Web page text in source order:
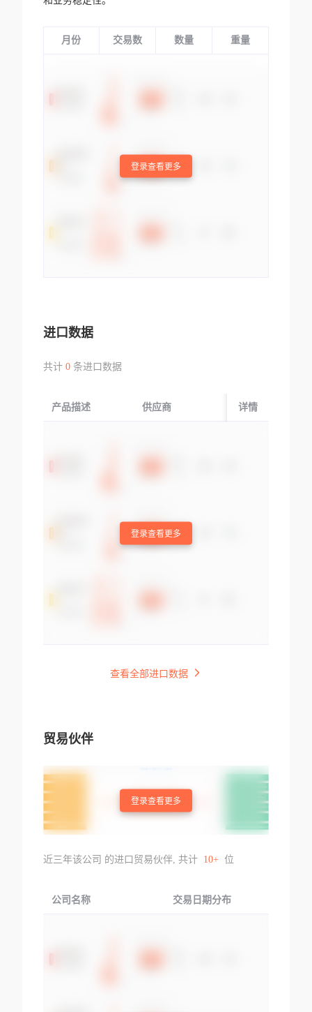
月份 交易数 数量 重量
登录查看更多
进口数据
共计 0条进口数据
产品描述 供应商 起运国/地区
详情
登录查看更多
查看全部进口数据
贸易伙伴
登录查看更多
近三年该公司 的进口贸易伙伴, 共计 10+ 位
公司名称 交易日期分布